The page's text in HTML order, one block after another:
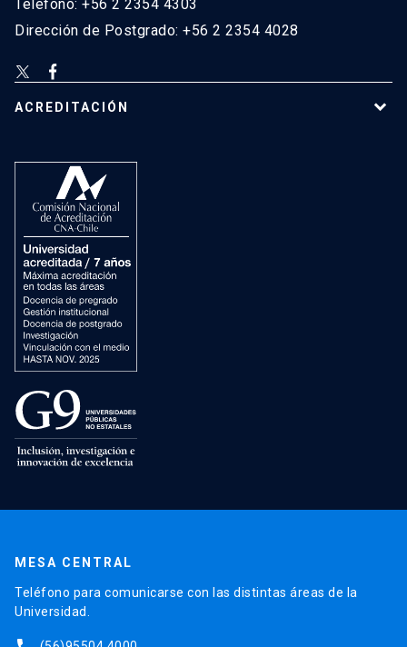
Teléfono: +56 2 2354 4303
Dirección de Postgrado: +56 2 2354 4028
ACREDITACIÓN
MESA CENTRAL
Teléfono para comunicarse con las distintas áreas de la
Universidad.